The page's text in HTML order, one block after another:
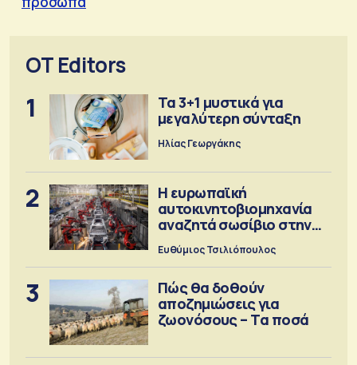
OT Editors
1
Τα 3+1 μυστικά για
μεγαλύτερη σύνταξη
Ηλίας Γεωργάκης
2
Η ευρωπαϊκή
αυτοκινητοβιομηχανία
αναζητά σωσίβιο στην
Κίνα
Ευθύμιος Τσιλιόπουλος
3
Πώς θα δοθούν
αποζημιώσεις για
ζωονόσους – Τα ποσά